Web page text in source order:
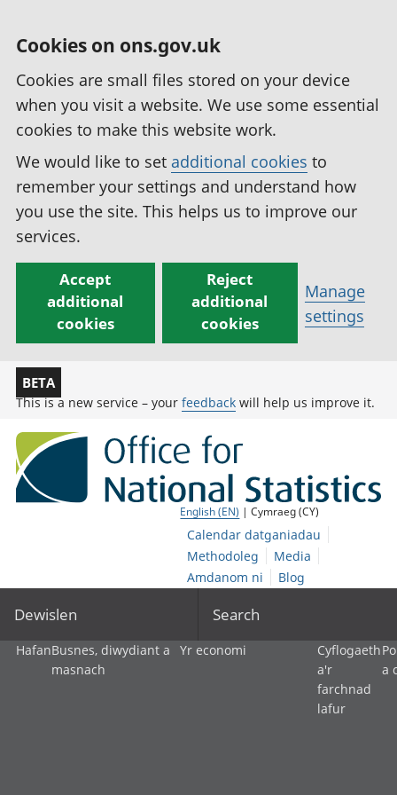
Cookies on ons.gov.uk
Cookies are small files stored on your device
when you visit a website. We use some essential
cookies to make this website work.
We would like to set additional cookies to
remember your settings and understand how
you use the site. This helps us to improve our
services.
Accept
additional
cookies
Reject
additional
cookies
Manage
settings
BETA
This is a new service – your feedback will help us improve it.
English (EN) | Cymraeg (CY)
Calendar datganiadau
Methodoleg
Media
Amdanom ni
Blog
Dewislen Search
HafanBusnes, diwydiant a
masnach
Yr economi
Cyflogaeth
a'r
farchnad
lafur
a